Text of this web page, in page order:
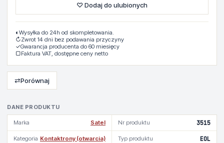
DANE PRODUKTU
Marka Satel Nr produktu 3515
Kategoria Kontaktrony (otwarcia) Typ produktu EOL
♡ Dodaj do ulubionych
◐ Wysyłka do 24h od skompletowania.
↻Zwrot 14 dni bez podawania przyczyny
✓Gwarancja producenta do 60 miesięcy
▢Faktura VAT, dostępne ceny netto
⇄Porównaj